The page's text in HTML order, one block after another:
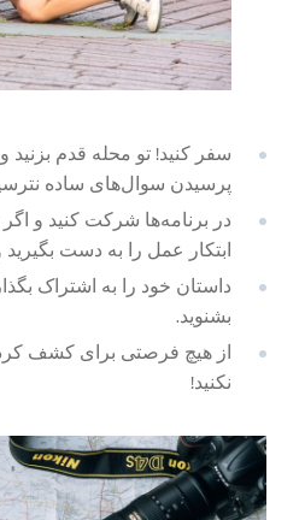
سفر کنید! تو محله قدم بزنید
پرسیدن سوال‌های ساده
در برنامه‌ها شرکت کنید و اگر
ابتکار عمل را به دست
داستان خود را به اشتراک
بشنوید.
از هیچ فرصتی برای کشف
نکنید!